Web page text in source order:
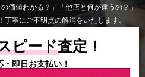
価値わかる？」「他店と何が違うの？」
寧にご不明点の解消をいたします。
ピード査定！
即日お支払い！